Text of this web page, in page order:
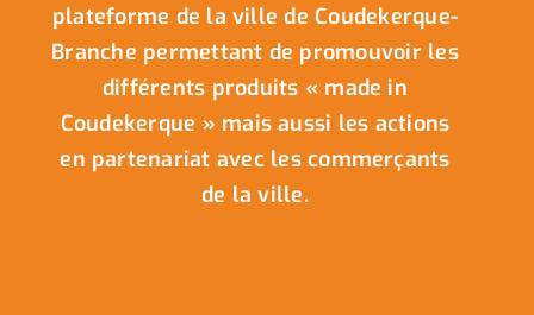
plateforme de la ville de Coudekerque-
Branche permettant de promouvoir les
différents produits « made in
Coudekerque » mais aussi les actions
en partenariat avec les commerçants
de la ville.